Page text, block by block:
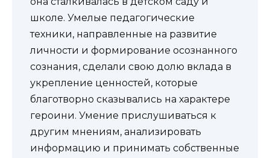
школе. Умелые педагогические
техники, направленные на развитие
личности и формирование осознанного
сознания, сделали свою долю вклада в
укрепление ценностей, которые
благотворно сказывались на характере
героини. Умение прислушиваться к
другим мнениям, анализировать
информацию и принимать собственные